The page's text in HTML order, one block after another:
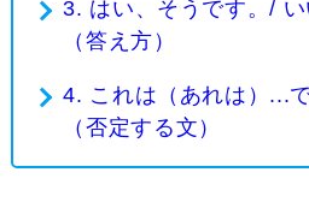
3. はい、そうです。/ い
（答え方）
4. これは（あれは）...
（否定する文）